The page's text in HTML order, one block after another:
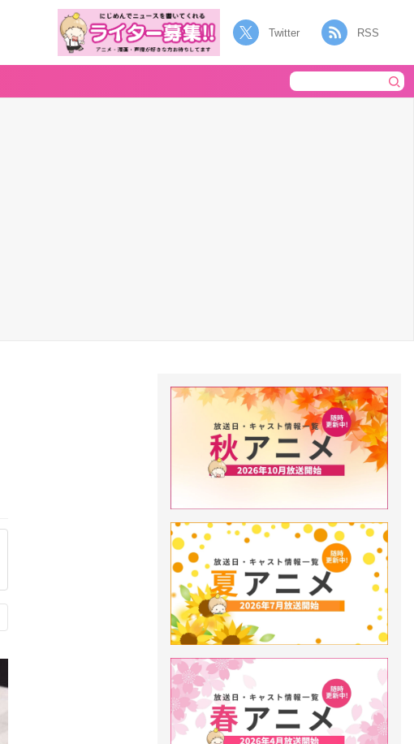
Twitter RSS